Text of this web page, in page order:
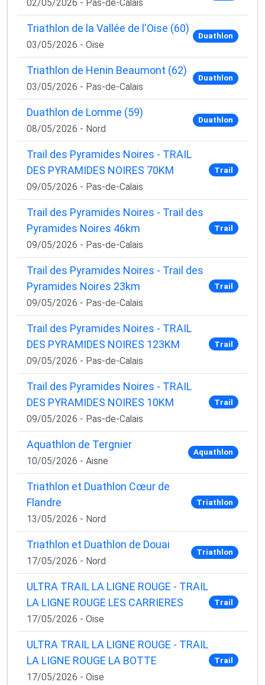
02/05/2026 - Pas-de-Calais
Triathlon de la Vallée de l'Oise (60)
03/05/2026 - Oise
Duathlon
Triathlon de Henin Beaumont (62)
03/05/2026 - Pas-de-Calais
Duathlon
Duathlon de Lomme (59)
08/05/2026 - Nord
Duathlon
Trail des Pyramides Noires - TRAIL
DES PYRAMIDES NOIRES 70KM
09/05/2026 - Pas-de-Calais
Trail
Trail des Pyramides Noires - Trail des
Pyramides Noires 46km
09/05/2026 - Pas-de-Calais
Trail
Trail des Pyramides Noires - Trail des
Pyramides Noires 23km
09/05/2026 - Pas-de-Calais
Trail
Trail des Pyramides Noires - TRAIL
DES PYRAMIDES NOIRES 123KM
09/05/2026 - Pas-de-Calais
Trail
Trail des Pyramides Noires - TRAIL
DES PYRAMIDES NOIRES 10KM
09/05/2026 - Pas-de-Calais
Trail
Aquathlon de Tergnier
10/05/2026 - Aisne
Aquathlon
Triathlon et Duathlon Cœur de
Flandre
13/05/2026 - Nord
Triathlon
Triathlon et Duathlon de Douai
17/05/2026 - Nord
Triathlon
ULTRA TRAIL LA LIGNE ROUGE - TRAIL
LA LIGNE ROUGE LES CARRIERES
17/05/2026 - Oise
Trail
ULTRA TRAIL LA LIGNE ROUGE - TRAIL
LA LIGNE ROUGE LA BOTTE
17/05/2026 - Oise
Trail